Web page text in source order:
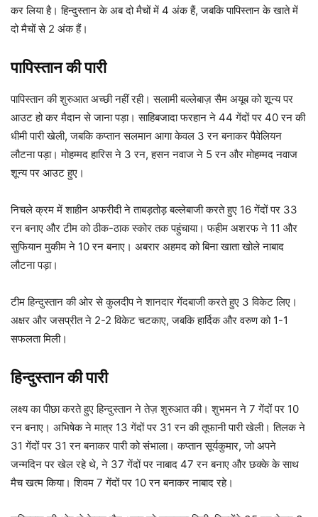
कर लिया है। हिन्दुस्तान के अब दो मैचों में 4 अंक हैं, जबकि पापिस्तान के खाते में
दो मैचों से 2 अंक हैं।
पापिस्तान की पारी
पापिस्तान की शुरुआत अच्छी नहीं रही। सलामी बल्लेबाज़ सैम अयूब को शून्य पर
आउट हो कर मैदान से जाना पड़ा। साहिबजादा फरहान ने 44 गेंदों पर 40 रन की
धीमी पारी खेली, जबकि कप्तान सलमान आगा केवल 3 रन बनाकर पैवेलियन
लौटना पड़ा। मोहम्मद हारिस ने 3 रन, हसन नवाज ने 5 रन और मोहम्मद नवाज
शून्य पर आउट हुए।
निचले क्रम में शाहीन अफरीदी ने ताबड़तोड़ बल्लेबाजी करते हुए 16 गेंदों पर 33
रन बनाए और टीम को ठीक-ठाक स्कोर तक पहुंचाया। फहीम अशरफ ने 11 और
सुफियान मुकीम ने 10 रन बनाए। अबरार अहमद को बिना खाता खोले नाबाद
लौटना पड़ा।
टीम हिन्दुस्तान की ओर से कुलदीप ने शानदार गेंदबाजी करते हुए 3 विकेट लिए।
अक्षर और जसप्रीत ने 2-2 विकेट चटकाए, जबकि हार्दिक और वरुण को 1-1
सफलता मिली।
हिन्दुस्तान की पारी
लक्ष्य का पीछा करते हुए हिन्दुस्तान ने तेज़ शुरुआत की। शुभमन ने 7 गेंदों पर 10
रन बनाए। अभिषेक ने मात्र 13 गेंदों पर 31 रन की तूफानी पारी खेली। तिलक ने
31 गेंदों पर 31 रन बनाकर पारी को संभाला। कप्तान सूर्यकुमार, जो अपने
जन्मदिन पर खेल रहे थे, ने 37 गेंदों पर नाबाद 47 रन बनाए और छक्के के साथ
मैच खत्म किया। शिवम 7 गेंदों पर 10 रन बनाकर नाबाद रहे।